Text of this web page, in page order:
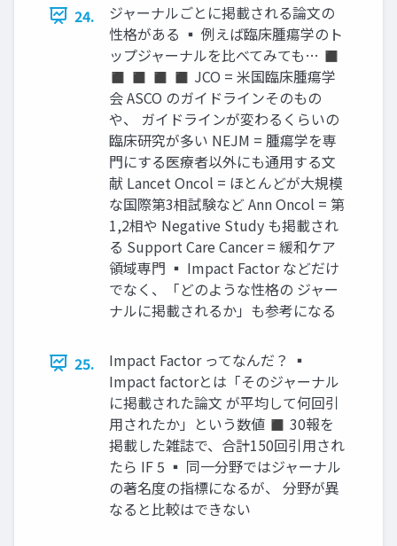
24.
ジャーナルごとに掲載される論文の
性格がある ▪ 例えば臨床腫瘍学のト
ップジャーナルを比べてみても… ◼
◼ ◼ ◼ ◼ JCO = 米国臨床腫瘍学
会 ASCO のガイドラインそのもの
や、 ガイドラインが変わるくらいの
臨床研究が多い NEJM = 腫瘍学を専
門にする医療者以外にも通用する文
献 Lancet Oncol = ほとんどが大規模
な国際第3相試験など Ann Oncol = 第
1,2相や Negative Study も掲載され
る Support Care Cancer = 緩和ケア
領域専門 ▪ Impact Factor などだけ
でなく、「どのような性格の ジャー
ナルに掲載されるか」も参考になる
25.
Impact Factor ってなんだ？ ▪
Impact factorとは「そのジャーナル
に掲載された論文 が平均して何回引
用されたか」という数値 ◼ 30報を
掲載した雑誌で、合計150回引用され
たら IF 5 ▪ 同一分野ではジャーナル
の著名度の指標になるが、 分野が異
なると比較はできない